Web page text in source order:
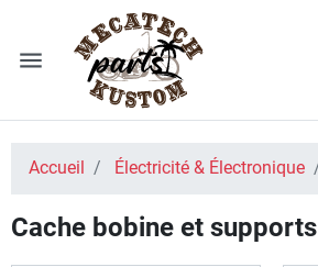
menu
Accueil Électricité & Électronique
Cache bobine et supports